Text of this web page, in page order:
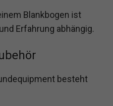
Blankbogen ist
Erfahrung abhängig.
besteht